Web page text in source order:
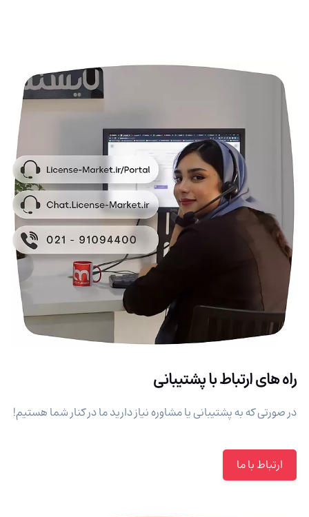
راه های ارتباط با پشتیبانی
در صورتی که به پشتیبانی یا مشاوره نیاز دارید ما در کنار شما هستیم!
ارتباط با ما